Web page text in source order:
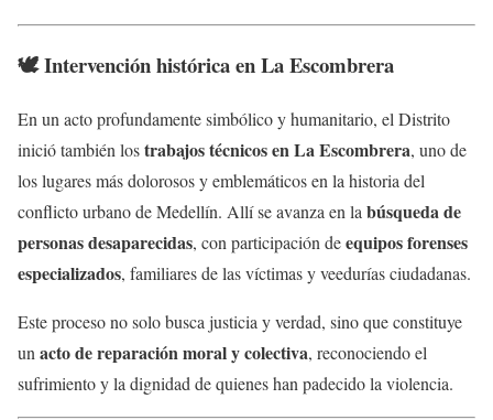
🕊️ Intervención histórica en La Escombrera
En un acto profundamente simbólico y humanitario, el Distrito
inició también lostrabajos técnicos en La Escombrera, uno de
los lugares más dolorosos y emblemáticos en la historia del
conflicto urbano de Medellín. Allí se avanza en la búsqueda de
personas desaparecidas, con participación deequipos forenses
especializados, familiares de las víctimas y veedurías ciudadanas.
Este proceso no solo busca justicia y verdad, sino que constituye
un acto de reparación moral y colectiva, reconociendo el
sufrimiento y la dignidad de quienes han padecido la violencia.